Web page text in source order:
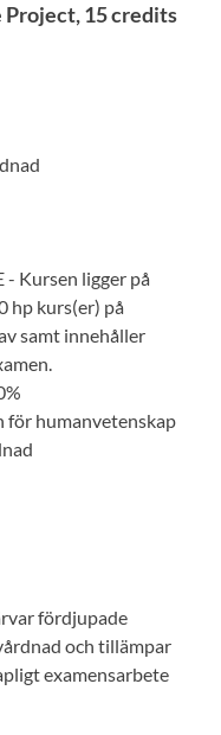
Project, 15 credits
- Kursen ligger på
hp kurs(er) på
samt innehåller
för humanvetenskap
fördjupade
och tillämpar
examensarbete